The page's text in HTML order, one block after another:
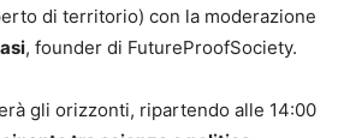
di territorio) con la moderazione
, founder di FutureProofSociety.
gli orizzonti, ripartendo alle 14:00